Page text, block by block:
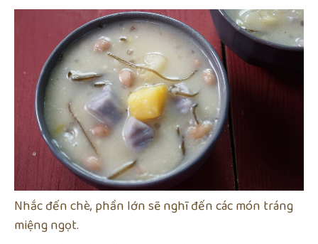
Nhắc đến chè, phần lớn sẽ nghĩ đến các món tráng
miệng ngọt.